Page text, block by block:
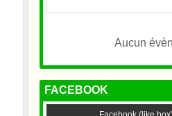
Aucun
FACEBOOK